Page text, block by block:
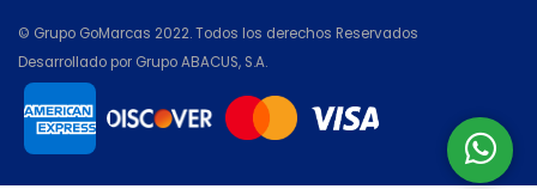
© Grupo GoMarcas 2022. Todos los derechos Reservados
Desarrollado por Grupo ABACUS, S.A.